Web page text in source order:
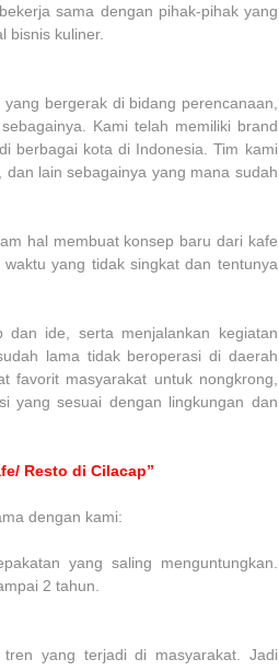
sama dengan pihak-pihak yang
bisnis kuliner.
bergerak di bidang perencanaan,
Kami telah memiliki brand
berbagai kota di Indonesia. Tim kami
lain sebagainya yang mana sudah
hal membuat konsep baru dari kafe
yang tidak singkat dan tentunya
dan ide, serta menjalankan kegiatan
lama tidak beroperasi di daerah
favorit masyarakat untuk nongkrong,
yang sesuai dengan lingkungan dan
Resto di Cilacap”
dengan kami:
yang saling menguntungkan.
2 tahun.
yang terjadi di masyarakat. Jadi